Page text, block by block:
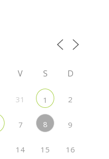
V S D
31 1 2
7 8 9
14 15 16